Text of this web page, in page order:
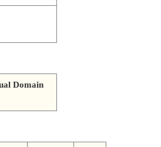
Domain